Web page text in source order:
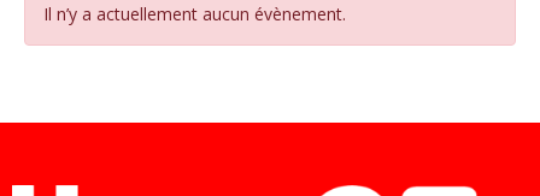
Il n’y a actuellement aucun évènement.